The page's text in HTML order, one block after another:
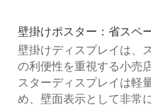
壁掛けポスター：省スペ
壁掛けディスプレイは、
の利便性を重視する小売
スターディスプレイは軽
め、壁面表示として非常